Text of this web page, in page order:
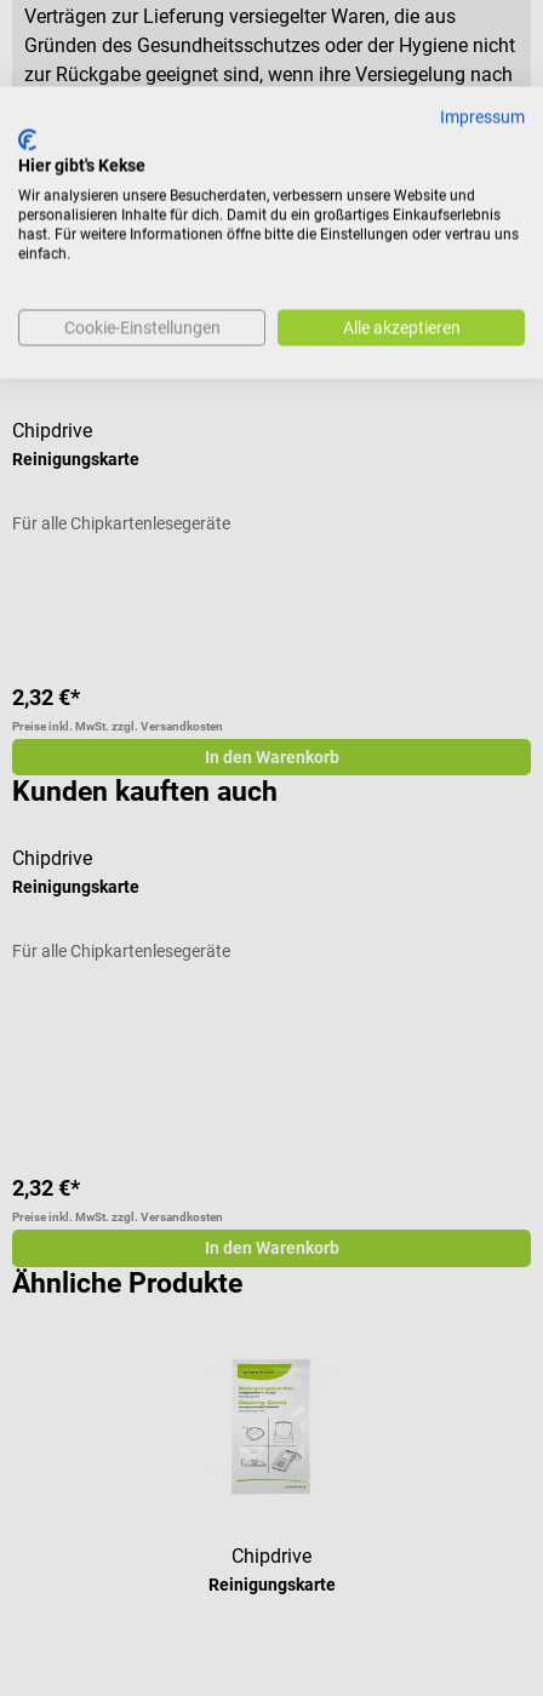
Verträgen zur Lieferung versiegelter Waren, die aus
Gründen des Gesundheitsschutzes oder der Hygiene nicht
zur Rückgabe geeignet sind, wenn ihre Versiegelung nach
Produktidentifikation
Chipdrive
Reinigungskarte
Für alle Chipkartenlesegeräte
2,32 €*
Preise inkl. MwSt. zzgl. Versandkosten
In den Warenkorb
Kunden kauften auch
Chipdrive
Reinigungskarte
Für alle Chipkartenlesegeräte
2,32 €*
Preise inkl. MwSt. zzgl. Versandkosten
In den Warenkorb
Ähnliche Produkte
Chipdrive
Reinigungskarte
Impressum
Hier gibt's Kekse
Wir analysieren unsere Besucherdaten, verbessern unsere Website und
personalisieren Inhalte für dich. Damit du ein großartiges Einkaufserlebnis
hast. Für weitere Informationen öffne bitte die Einstellungen oder vertrau uns
einfach.
Cookie-Einstellungen Alle akzeptieren